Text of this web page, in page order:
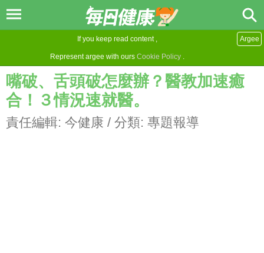
If you keep read content ,
Represent argee with ours Cookie Policy .
Argee
嘴破、舌頭破怎麼辦？醫教加速癒
合！３情況速就醫。
責任編輯: 今健康 / 分類: 專題報導